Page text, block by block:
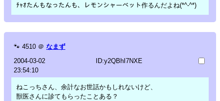
ﾁｬｵたんもなったんも、レモンシャーベット作るんだよね(*^-^*)
🐾 4510 ＠ なまず
2004-03-02
23:54:10
ID:y2QBhI7NXE
ねこっちさん、余計なお世話かもしれないけど、
獣医さんに診てもらったことある？